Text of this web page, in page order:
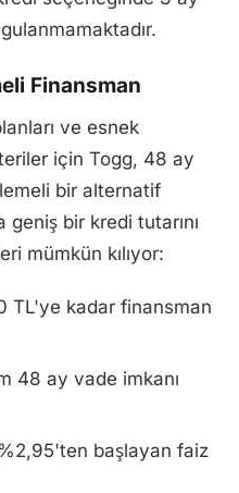
Finansman
ve esnek
için Togg, 48 ay
bir alternatif
bir kredi tutarını
mümkün kılıyor:
TL'ye kadar finansman
48 ay vade imkanı
%2,95'ten başlayan faiz